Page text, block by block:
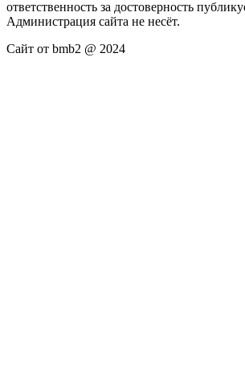
ответственность за достоверность
Администрация сайта не несёт.
Сайт от bmb2 @ 2024